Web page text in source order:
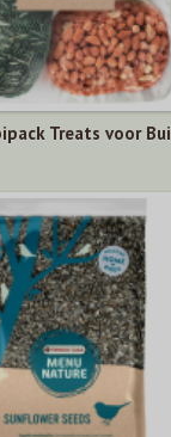
Treats voor